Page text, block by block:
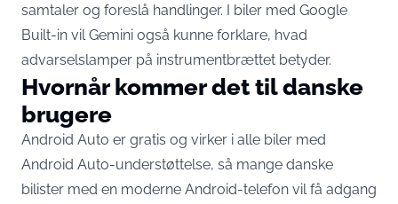
samtaler og foreslå handlinger. I biler med Google
Built-in vil Gemini også kunne forklare, hvad
advarselslamper på instrumentbrættet betyder.
Hvornår kommer det til danske
brugere
Android Auto er gratis og virker i alle biler med
Android Auto-understøttelse, så mange danske
bilister med en moderne Android-telefon vil få adgang